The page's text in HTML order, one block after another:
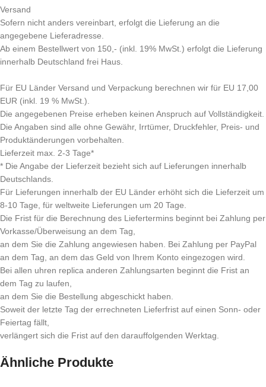
Versand
Sofern nicht anders vereinbart, erfolgt die Lieferung an die
angegebene Lieferadresse.
Ab einem Bestellwert von 150,- (inkl. 19% MwSt.) erfolgt die Lieferung
innerhalb Deutschland frei Haus.
Für EU Länder Versand und Verpackung berechnen wir für EU 17,00
EUR (inkl. 19 % MwSt.).
Die angegebenen Preise erheben keinen Anspruch auf Vollständigkeit.
Die Angaben sind alle ohne Gewähr, Irrtümer, Druckfehler, Preis- und
Produktänderungen vorbehalten.
Lieferzeit max. 2-3 Tage*
* Die Angabe der Lieferzeit bezieht sich auf Lieferungen innerhalb
Deutschlands.
Für Lieferungen innerhalb der EU Länder erhöht sich die Lieferzeit um
8-10 Tage, für weltweite Lieferungen um 20 Tage.
Die Frist für die Berechnung des Liefertermins beginnt bei Zahlung per
Vorkasse/Überweisung an dem Tag,
an dem Sie die Zahlung angewiesen haben. Bei Zahlung per PayPal
an dem Tag, an dem das Geld von Ihrem Konto eingezogen wird.
Bei allen uhren replica anderen Zahlungsarten beginnt die Frist an
dem Tag zu laufen,
an dem Sie die Bestellung abgeschickt haben.
Soweit der letzte Tag der errechneten Lieferfrist auf einen Sonn- oder
Feiertag fällt,
verlängert sich die Frist auf den darauffolgenden Werktag.
Ähnliche Produkte